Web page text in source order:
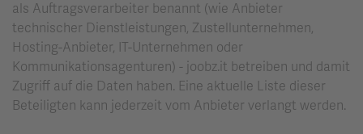
als Auftragsverarbeiter benannt (wie Anbieter
technischer Dienstleistungen, Zustellunternehmen,
Hosting-Anbieter, IT-Unternehmen oder
Kommunikationsagenturen) - joobz.it betreiben und damit
Zugriff auf die Daten haben. Eine aktuelle Liste dieser
Beteiligten kann jederzeit vom Anbieter verlangt werden.